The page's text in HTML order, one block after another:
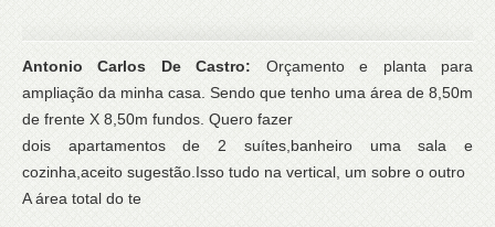
Antonio Carlos De Castro: Orçamento e planta para
ampliação da minha casa. Sendo que tenho uma área de 8,50m
de frente X 8,50m fundos. Quero fazer
dois apartamentos de 2 suítes,banheiro uma sala e
cozinha,aceito sugestão.Isso tudo na vertical, um sobre o outro
A área total do te